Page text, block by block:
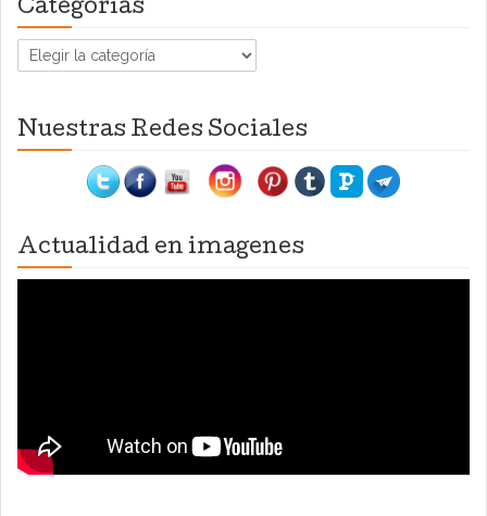
Categorías
Categorías
Nuestras Redes Sociales
Actualidad en imagenes